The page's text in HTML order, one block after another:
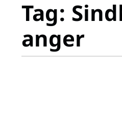
Tag:
anger